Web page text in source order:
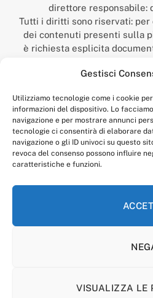
Gestisci
Utilizziamo tecnologie come i cookie
informazioni del dispositivo. Lo
navigazione e per mostrare annunci
tecnologie ci consentirà di elaborare
navigazione o gli ID univoci su questo
revoca del consenso possono influire
caratteristiche e funzioni.
VISUALIZZA LE
direttore responsabile:
Tutti i diritti sono riservati: per
dei contenuti presenti sulla
è richiesta esplicita
“Anagnia” è un marchio
num. registrazione:
Per contatti:
COOKIE